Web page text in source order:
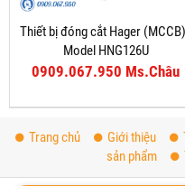
Thiết bị đóng cắt Hager
Model HNG126U
0909.067.950 Ms.Châu
Trang chủ Giới thiệu
sản phẩm